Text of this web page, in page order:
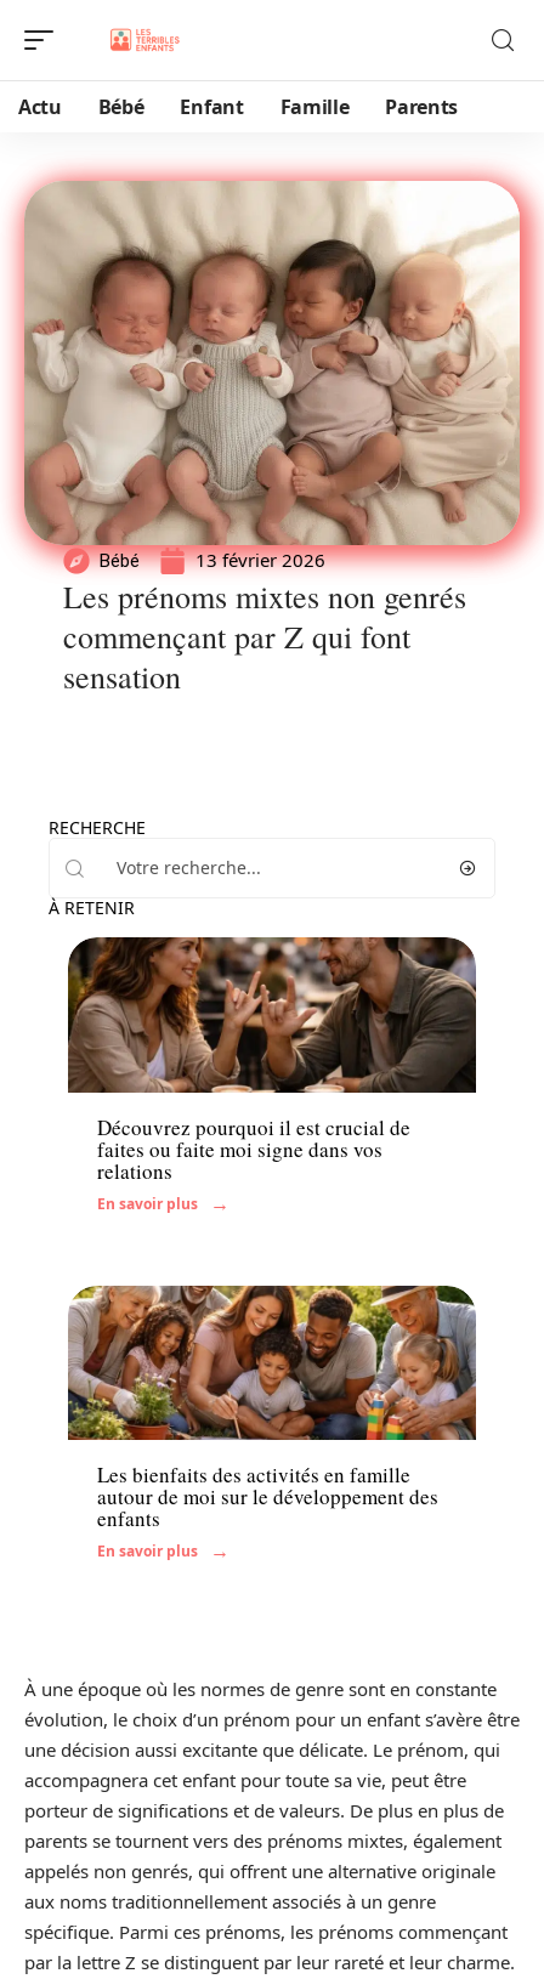
Actu Bébé Enfant Famille Parents
Bébé 13 février 2026
Les prénoms mixtes non genrés
commençant par Z qui font
sensation
RECHERCHE
À RETENIR
Parents
Découvrez pourquoi il est crucial de
faites ou faite moi signe dans vos
relations
En savoir plus
Famille
Les bienfaits des activités en famille
autour de moi sur le développement des
enfants
En savoir plus
À une époque où les normes de genre sont en constante
évolution, le choix d’un prénom pour un enfant s’avère être
une décision aussi excitante que délicate. Le prénom, qui
accompagnera cet enfant pour toute sa vie, peut être
porteur de significations et de valeurs. De plus en plus de
parents se tournent vers des prénoms mixtes, également
appelés non genrés, qui offrent une alternative originale
aux noms traditionnellement associés à un genre
spécifique. Parmi ces prénoms, les prénoms commençant
par la lettre Z se distinguent par leur rareté et leur charme.